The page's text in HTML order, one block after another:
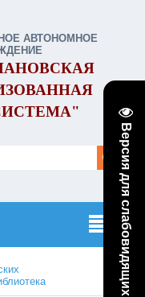
Версия для слабовидящих
АВТОНОМНОЕ